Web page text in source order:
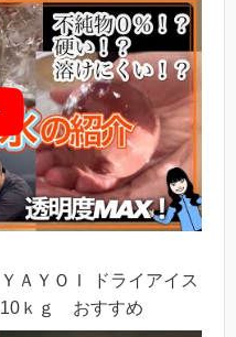
ＹＡＹＯＩ ドライアイス
10ｋｇ おすすめ